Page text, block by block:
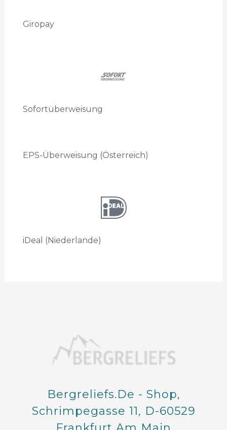
Giropay
Sofortüberweisung
EPS-Überweisung (Österreich)
iDeal (Niederlande)
Bergreliefs.de - Shop,
Schrimpegasse 11, D-60529